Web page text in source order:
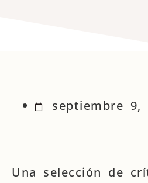
septiembre 9,
Una selección de